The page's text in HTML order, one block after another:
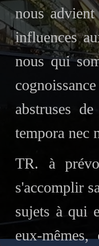
nous
influences
nous qui
abstruses
tempora nec
TR. à
s'accomplir
sujets à qui
eux-